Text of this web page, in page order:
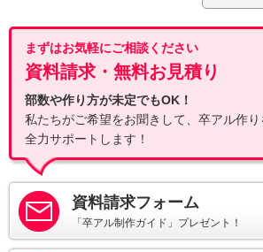
まずはお気軽にご相談ください
資料請求・無料お見積り
部数や作り方が未定でもOK！
私たちがご希望をお聞きして、卒アル作り
全力サポートします！
資料請求フォーム
「卒アル制作ガイド」プレゼント！